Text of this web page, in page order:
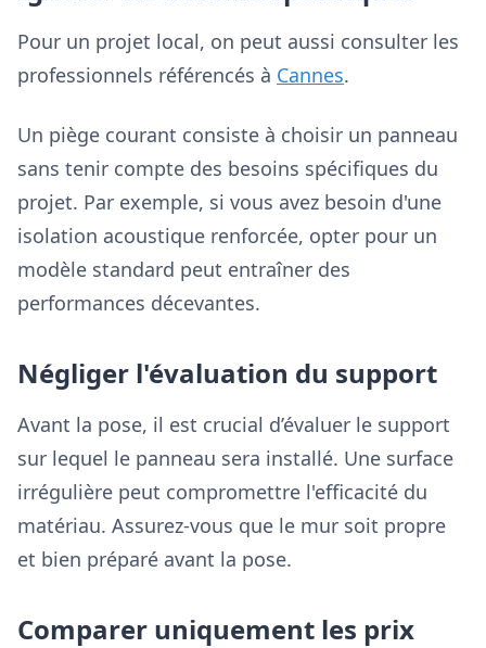
Pour un projet local, on peut aussi consulter les
professionnels référencés à Cannes.
Un piège courant consiste à choisir un panneau
sans tenir compte des besoins spécifiques du
projet. Par exemple, si vous avez besoin d'une
isolation acoustique renforcée, opter pour un
modèle standard peut entraîner des
performances décevantes.
Négliger l'évaluation du support
Avant la pose, il est crucial d’évaluer le support
sur lequel le panneau sera installé. Une surface
irrégulière peut compromettre l'efficacité du
matériau. Assurez-vous que le mur soit propre
et bien préparé avant la pose.
Comparer uniquement les prix